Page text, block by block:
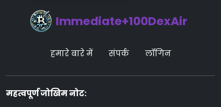
Immediate+100DexAir
हमारे बारे में संपर्क लॉगिन
महत्वपूर्ण जोखिम नोट: